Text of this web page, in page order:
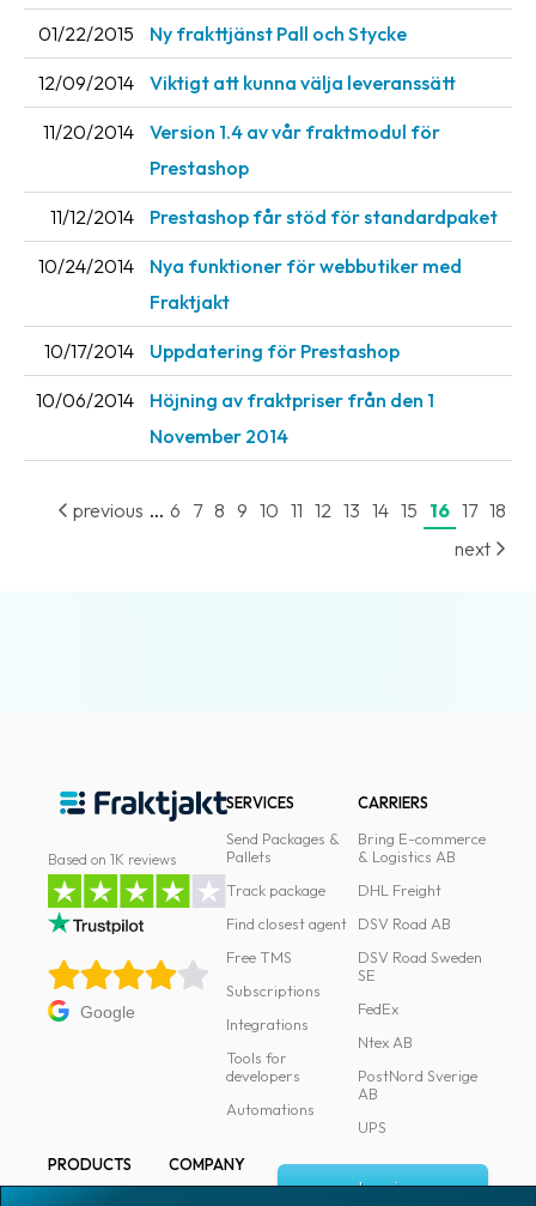
01/22/2015 Ny frakttjänst Pall och Stycke
12/09/2014 Viktigt att kunna välja leveranssätt
11/20/2014
Version 1.4 av vår fraktmodul för
Prestashop
11/12/2014 Prestashop får stöd för standardpaket
10/24/2014
Nya funktioner för webbutiker med
Fraktjakt
10/17/2014 Uppdatering för Prestashop
10/06/2014
Höjning av fraktpriser från den 1
November 2014
previous ... 6 7 8 9 10 11 12 13 14 15 16 17 18
next
Based on 1K reviews
Google
SERVICES
Send Packages &
Pallets
Track package
Find closest agent
Free TMS
Subscriptions
Integrations
Tools for
developers
Automations
CARRIERS
Bring E-commerce
& Logistics AB
DHL Freight
DSV Road AB
DSV Road Sweden
SE
FedEx
Ntex AB
PostNord Sverige
AB
UPS
PRODUCTS
COMPANY
Log in